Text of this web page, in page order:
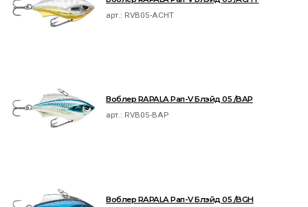
арт.: RVB05-ACHT
Воблер RAPALA Рап-V Блэйд 05 /BAP
арт.: RVB05-BAP
Воблер RAPALA Рап-V Блэйд 05 /BGH